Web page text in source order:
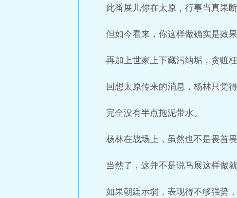
此番展儿你在太原，行事当真果
但如今看来，你这样做确实是效
再加上世家上下藏污纳垢，贪赃
回想太原传来的消息，杨林只觉
完全没有半点拖泥带水。
杨林在战场上，虽然也不是畏首
当然了，这并不是说马展这样做
如果朝廷示弱，表现得不够强势